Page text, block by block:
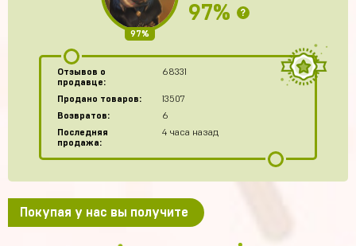
97%
97% ?
Отзывов о
продавце:
68331
Продано товаров:
13507
Возвратов:
6
Последняя
продажа:
4 часа назад
Покупая у нас вы получите